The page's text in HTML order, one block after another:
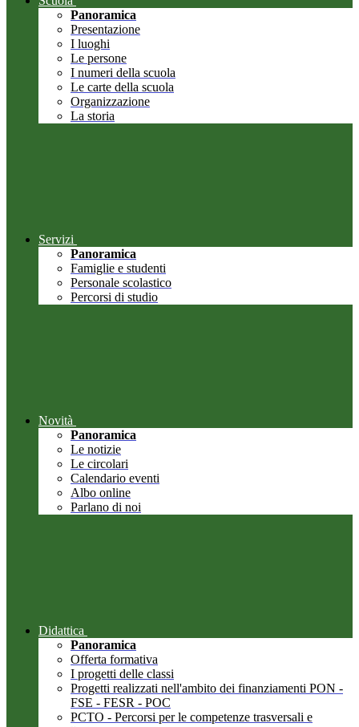
Panoramica
Presentazione
I luoghi
Le persone
I numeri della scuola
Le carte della scuola
Organizzazione
La storia
Servizi
Panoramica
Famiglie e studenti
Personale scolastico
Percorsi di studio
Novità
Panoramica
Le notizie
Le circolari
Calendario eventi
Albo online
Parlano di noi
Didattica
Panoramica
Offerta formativa
I progetti delle classi
Progetti realizzati nell'ambito dei finanziamenti PON -
FSE - FESR - POC
PCTO - Percorsi per le competenze trasversali e